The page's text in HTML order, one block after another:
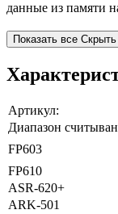
данные из памяти
Показать все Скрыть
Артикул:
Диапазон
FP603
FP610
ASR-620+
ARK-501